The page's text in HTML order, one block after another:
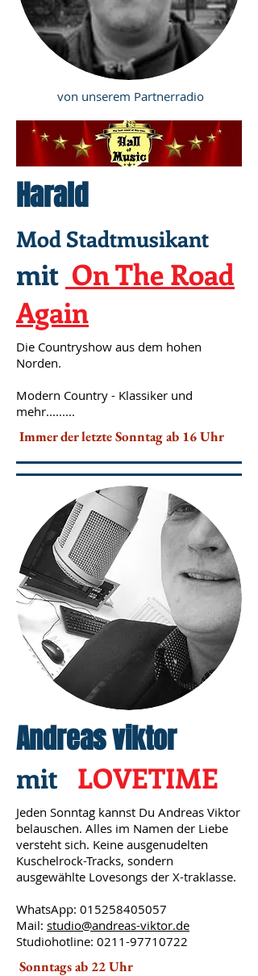
von unserem Partnerradio
Harald
Mod Stadtmusikant
mit On The Road
Again
Die Countryshow aus dem hohen
Norden.
Modern Country - Klassiker und
mehr.........
Immer der letzte Sonntag ab 16 Uhr
Andreas viktor
mit LOVETIME
Jeden Sonntag kannst Du Andreas Viktor
belauschen. Alles im Namen der Liebe
versteht sich. Keine ausgenudelten
Kuschelrock-Tracks, sondern
ausgewählte Lovesongs der X-traklasse.
WhatsApp: 015258405057
Mail: studio@andreas-viktor.de
Studiohotline: 0211-97710722
Sonntags ab 22 Uhr